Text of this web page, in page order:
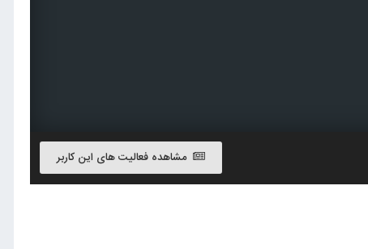
مشاهده فعالیت های این کاربر